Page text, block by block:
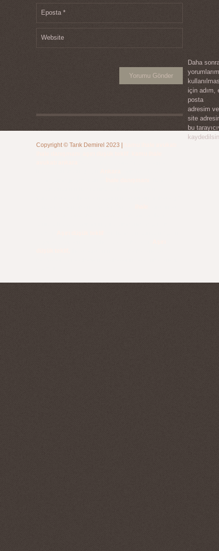
Eposta *
Website
Daha
için adım,
posta
adresim ve
site
bu
Copyright © Tarık Demirel 2023